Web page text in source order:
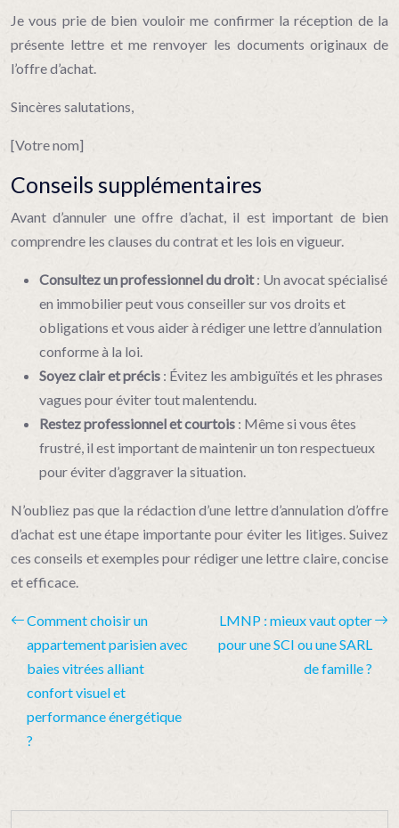
Je vous prie de bien vouloir me confirmer la réception de la
présente lettre et me renvoyer les documents originaux de
l’offre d’achat.
Sincères salutations,
[Votre nom]
Conseils supplémentaires
Avant d’annuler une offre d’achat, il est important de bien
comprendre les clauses du contrat et les lois en vigueur.
Consultez un professionnel du droit: Un avocat spécialisé
en immobilier peut vous conseiller sur vos droits et
obligations et vous aider à rédiger une lettre d’annulation
conforme à la loi.
Soyez clair et précis : Évitez les ambiguïtés et les phrases
vagues pour éviter tout malentendu.
Restez professionnel et courtois : Même si vous êtes
frustré, il est important de maintenir un ton respectueux
pour éviter d’aggraver la situation.
N’oubliez pas que la rédaction d’une lettre d’annulation d’offre
d’achat est une étape importante pour éviter les litiges. Suivez
ces conseils et exemples pour rédiger une lettre claire, concise
et efficace.
Comment choisir un
appartement parisien avec
baies vitrées alliant
confort visuel et
performance énergétique
?
LMNP : mieux vaut opter
pour une SCI ou une SARL
de famille ?